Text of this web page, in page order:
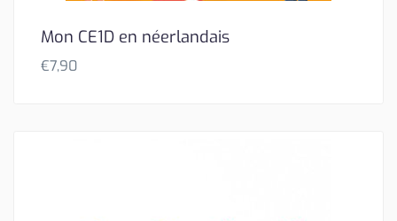
Mon CE1D en néerlandais
€7,90